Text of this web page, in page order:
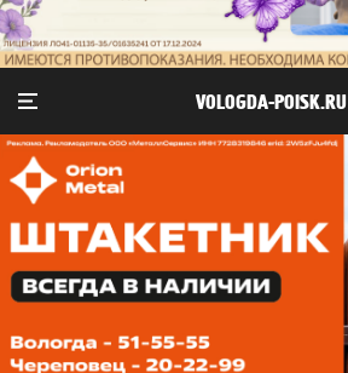
VOLOGDA-POISK.RU